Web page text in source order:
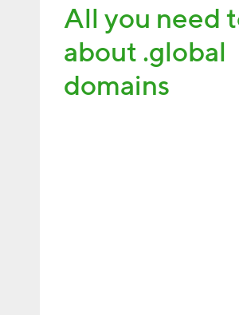
All you need
about .global
domains